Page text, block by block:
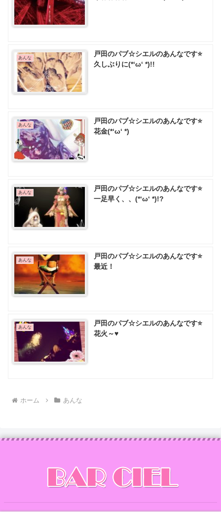
あんな
戸田のパブ☆シエルのあんなです⭐
久しぶりに(*‘ω‘ *)!!
あんな
戸田のパブ☆シエルのあんなです⭐
花金(*‘ω‘ *)
あんな
戸田のパブ☆シエルのあんなです⭐
一足早く、、(*‘ω‘ *)!?
あんな
戸田のパブ☆シエルのあんなです⭐️
最近！
あんな
戸田のパブ☆シエルのあんなです⭐
花火～♥️
ホーム あんな